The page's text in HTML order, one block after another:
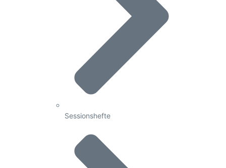
Sessionshefte